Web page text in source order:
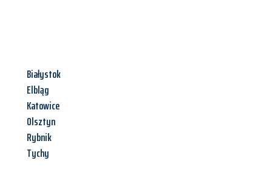
Białystok
Elbląg
Katowice
Olsztyn
Rybnik
Tychy